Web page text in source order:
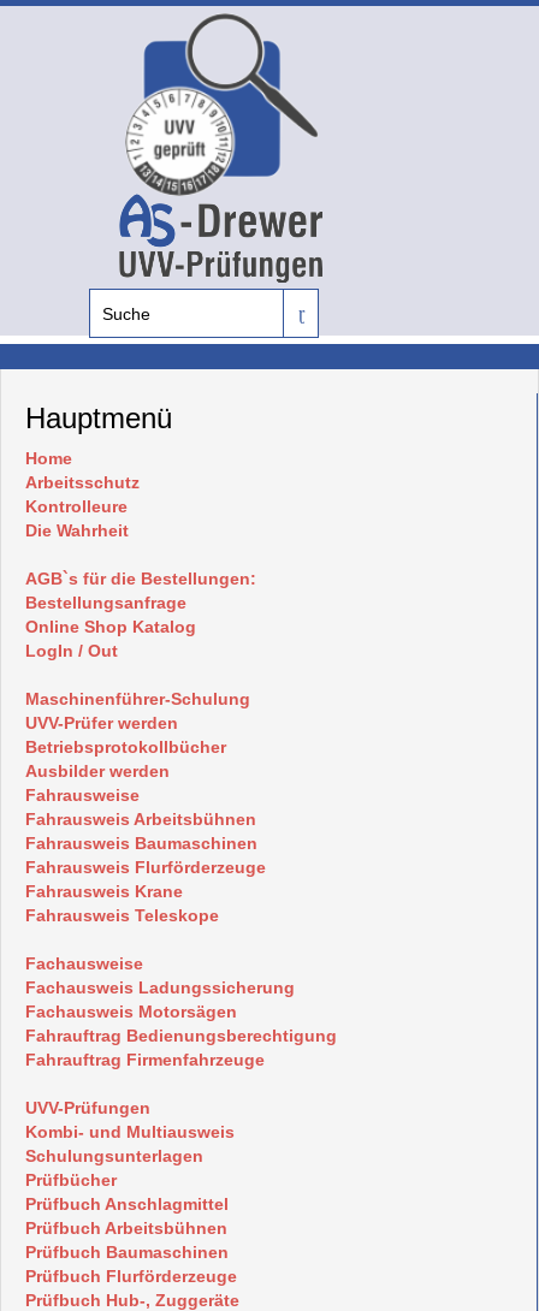
Hauptmenü
Home
Arbeitsschutz
Kontrolleure
Die Wahrheit
AGB`s für die Bestellungen:
Bestellungsanfrage
Online Shop Katalog
LogIn / Out
Maschinenführer-Schulung
UVV-Prüfer werden
Betriebsprotokollbücher
Ausbilder werden
Fahrausweise
Fahrausweis Arbeitsbühnen
Fahrausweis Baumaschinen
Fahrausweis Flurförderzeuge
Fahrausweis Krane
Fahrausweis Teleskope
Fachausweise
Fachausweis Ladungssicherung
Fachausweis Motorsägen
Fahrauftrag Bedienungsberechtigung
Fahrauftrag Firmenfahrzeuge
UVV-Prüfungen
Kombi- und Multiausweis
Schulungsunterlagen
Prüfbücher
Prüfbuch Anschlagmittel
Prüfbuch Arbeitsbühnen
Prüfbuch Baumaschinen
Prüfbuch Flurförderzeuge
Prüfbuch Hub-, Zuggeräte